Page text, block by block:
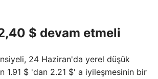
$ devam etmeli
24 Haziran'da yerel düşük
1.91 $ 'dan 2.21 $' a iyileşmesinin bir